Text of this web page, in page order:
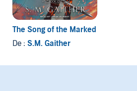
The Song of the Marked
De :S.M. Gaither